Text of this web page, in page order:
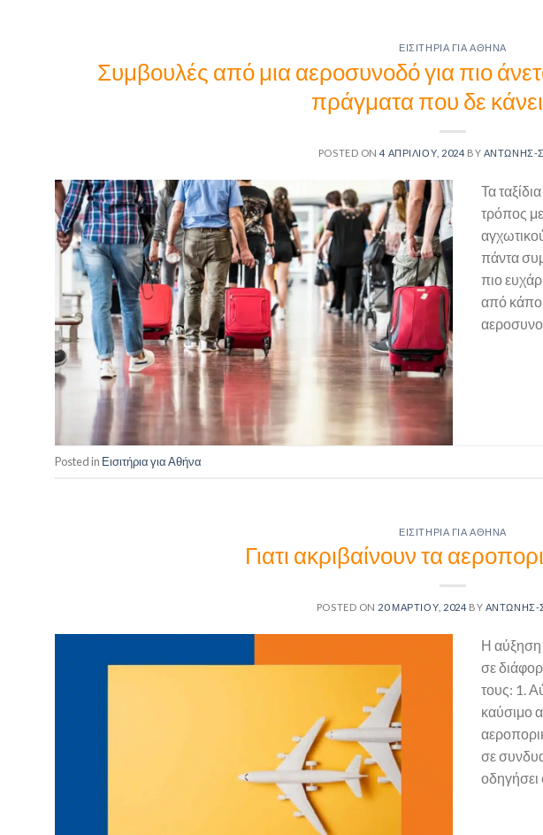
ΕΙΣΙΤΉΡΙΑ ΓΙΑ ΑΘΉΝΑ
Συμβουλές από μια αεροσυνοδό για πιο
πράγματα που δε
POSTED ON4 ΑΠΡΙΛΊΟΥ, 2024 BY ΑΝΤΏΝΗΣ-
Τα
τρόπος
πάντα
πιο
από
Posted in Εισιτήρια για Αθήνα
ΕΙΣΙΤΉΡΙΑ ΓΙΑ ΑΘΉΝΑ
Γιατι ακριβαίνουν τα
POSTED ON 20 ΜΑΡΤΊΟΥ, 2024 BY ΑΝΤΏΝΗΣ-
Η αύξηση
σε
τους: 1.
καύσιμο
σε